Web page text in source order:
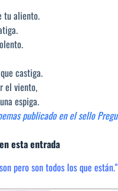
tu aliento.
castiga.
el viento,
espiga.
publicado en el sello
esta entrada
pero son todos los que están."